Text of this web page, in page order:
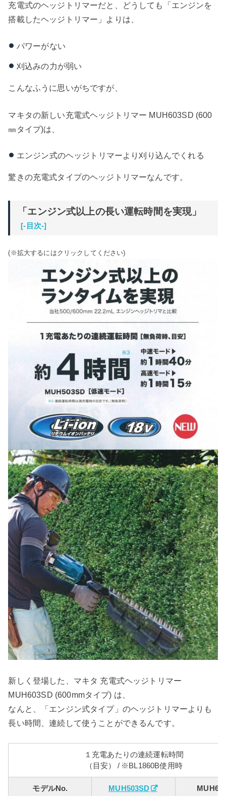
充電式のヘッジトリマーだと、どうしても「エンジンを
搭載したヘッジトリマー」よりは、
パワーがない
刈込みの力が弱い
こんなふうに思いがちですが、
マキタの新しい充電式ヘッジトリマー MUH603SD (600
㎜タイプ)は、
エンジン式のヘッジトリマーより刈り込んでくれる
驚きの充電式タイプのヘッジトリマーなんです。
「エンジン式以上の長い運転時間を実現」
[-目次-]
(※拡大するにはクリックしてください)
新しく登場した、マキタ 充電式ヘッジトリマー
MUH603SD (600mmタイプ) は、
なんと、「エンジン式タイプ」のヘッジトリマーよりも
長い時間、連続して使うことができるんです。
１充電あたりの連続運転時間
（目安） / ※BL1860B使用時
モデルNo. MUH503SD